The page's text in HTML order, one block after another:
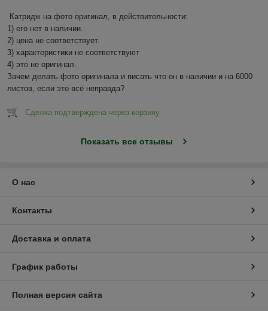
Катридж на фото оригинал, в действительности:
1) его нет в наличии.
2) цена не соответствует.
3) характеристики не соответствуют
4) это не оригинал.
Зачем делать фото оригинала и писать что он в наличии и на 6000
листов, если это всё неправда?
Сделка подтверждена через корзину
Показать все отзывы
О нас
Контакты
Доставка и оплата
График работы
Полная версия сайта